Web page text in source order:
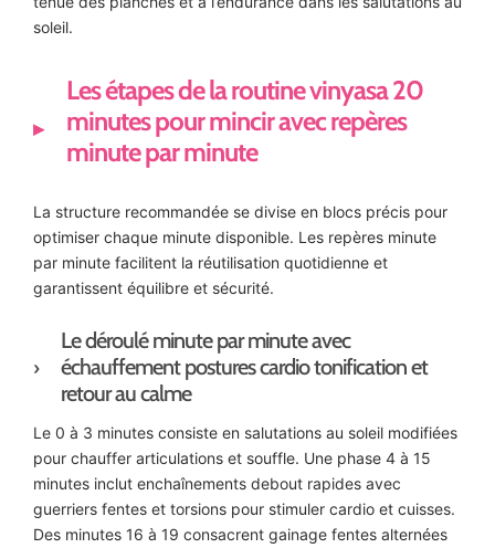
soleil.
Les étapes de la routine vinyasa 20
minutes pour mincir avec repères
minute par minute
La structure recommandée se divise en blocs précis pour
optimiser chaque minute disponible. Les repères minute
par minute facilitent la réutilisation quotidienne et
garantissent équilibre et sécurité.
Le déroulé minute par minute avec
échauffement postures cardio tonification et
retour au calme
Le 0 à 3 minutes consiste en salutations au soleil modifiées
pour chauffer articulations et souffle. Une phase 4 à 15
minutes inclut enchaînements debout rapides avec
guerriers fentes et torsions pour stimuler cardio et cuisses.
Des minutes 16 à 19 consacrent gainage fentes alternées